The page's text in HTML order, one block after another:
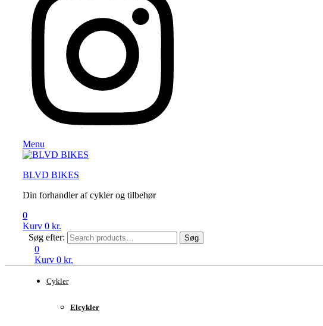
Menu
BLVD BIKES
Din forhandler af cykler og tilbehør
0
Kurv 0 kr.
Søg efter:
Søg
0
Kurv 0 kr.
Cykler
Elcykler